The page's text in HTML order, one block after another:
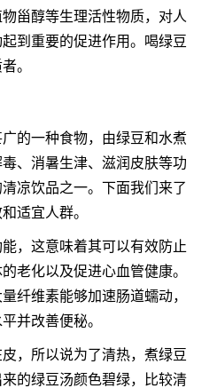
甾醇等生理活性物质，对人
到重要的促进作用。喝绿豆
。
的一种食物，由绿豆和水煮
、消暑生津、滋润皮肤等功
凉饮品之一。下面我们来了
适宜人群。
，这意味着其可以有效防止
老化以及促进心血管健康。
纤维素能够加速肠道蠕动，
并改善便秘。
，所以说为了清热，煮绿豆
的绿豆汤颜色碧绿，比较清